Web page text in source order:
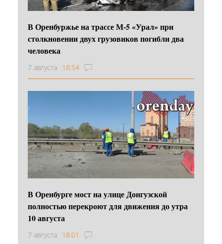
В Оренбуржье на трассе М-5 «Урал» при
столкновении двух грузовиков погибли два
человека
7 августа 18:54
В Оренбурге мост на улице Донгузской
полностью перекроют для движения до утра
10 августа
7 августа 18:01